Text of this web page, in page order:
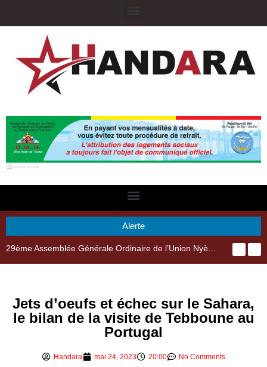
Alerte
29ème Assemblée Générale Ordinaire de l’Union Nyèsigiso : L’encours total des dépôts des membres passé de 18 milliards en 2024 à 21 milliards en 2025
Jets d’oeufs et échec sur le Sahara,
le bilan de la visite de Tebboune au
Portugal
Handara mai 24, 2023 20:00 No Comments